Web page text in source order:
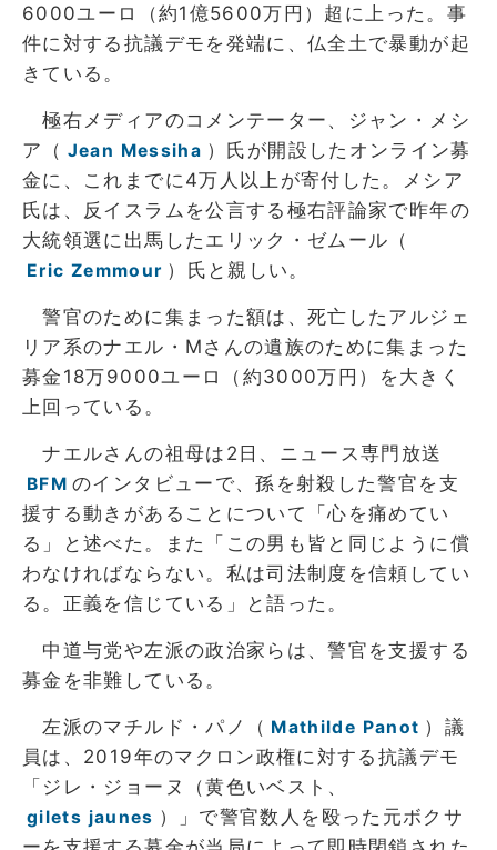
6000ユーロ（約1億5600万円）超に上った。事
件に対する抗議デモを発端に、仏全土で暴動が起
きている。
極右メディアのコメンテーター、ジャン・メシ
ア（ Jean Messiha ）氏が開設したオンライン募
金に、これまでに4万人以上が寄付した。メシア
氏は、反イスラムを公言する極右評論家で昨年の
大統領選に出馬したエリック・ゼムール（
Eric Zemmour ）氏と親しい。
警官のために集まった額は、死亡したアルジェ
リア系のナエル・Mさんの遺族のために集まった
募金18万9000ユーロ（約3000万円）を大きく
上回っている。
ナエルさんの祖母は2日、ニュース専門放送
BFM のインタビューで、孫を射殺した警官を支
援する動きがあることについて「心を痛めてい
る」と述べた。また「この男も皆と同じように償
わなければならない。私は司法制度を信頼してい
る。正義を信じている」と語った。
中道与党や左派の政治家らは、警官を支援する
募金を非難している。
左派のマチルド・パノ（ Mathilde Panot ）議
員は、2019年のマクロン政権に対する抗議デモ
「ジレ・ジョーヌ（黄色いベスト、
gilets jaunes ）」で警官数人を殴った元ボクサ